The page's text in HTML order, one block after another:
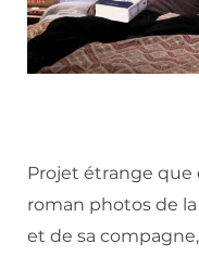
Projet étrange que
roman photos de
et de sa